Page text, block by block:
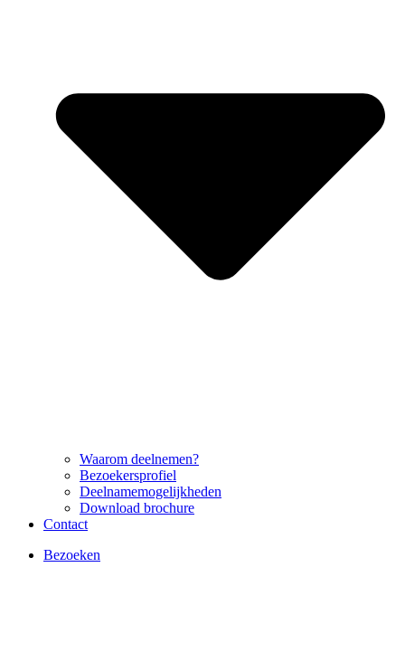
Waarom deelnemen?
Bezoekersprofiel
Deelnamemogelijkheden
Download brochure
Contact
Bezoeken